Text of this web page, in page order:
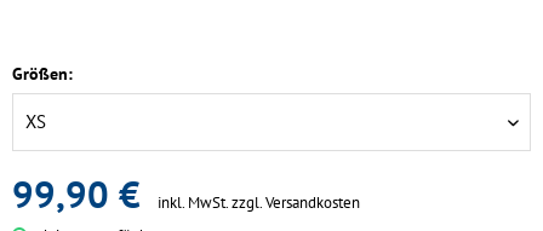
Größen:
99,90 € inkl. MwSt.zzgl. Versandkosten